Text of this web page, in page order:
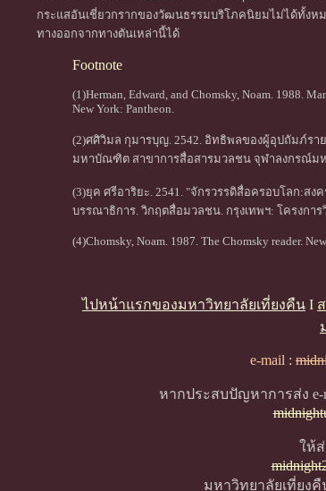
กระแสอันเชี่ยวกรากของวัฒนธรรมบริโภคนิยมไม่ได้ทั้งห
ทางออกจากทางตันเหล่านี้ได้
Footnote
(1)Herman, Edward, and Chomsky, Noam. 1988.
New York: Pantheon.
(2)ศศิวิมล กุมารบุญ. 2542. อิทธิพลของผู้อุปถัมภ์ร
มหาบัณฑิต สาขาการสื่อสารมวลชน จุฬาลงกรณ์ม
(3)ยุค ศรีอาริยะ. 2541. "จักรวรรดิสื่อครอบโลก:ส
บรรณาธิการ. วิกฤตสื่อมวลชน. กรุงเทพฯ: โครงกา
(4)Chomsky, Noam. 1987. The Chomsky reader.
ไปหน้าแรกของมหาวิทยาลัยเที่ยงคืน I
e-mail :
หากประสบปัญหาการส่ง e-
ให้
มหาวิทยาลัยเที่ยง